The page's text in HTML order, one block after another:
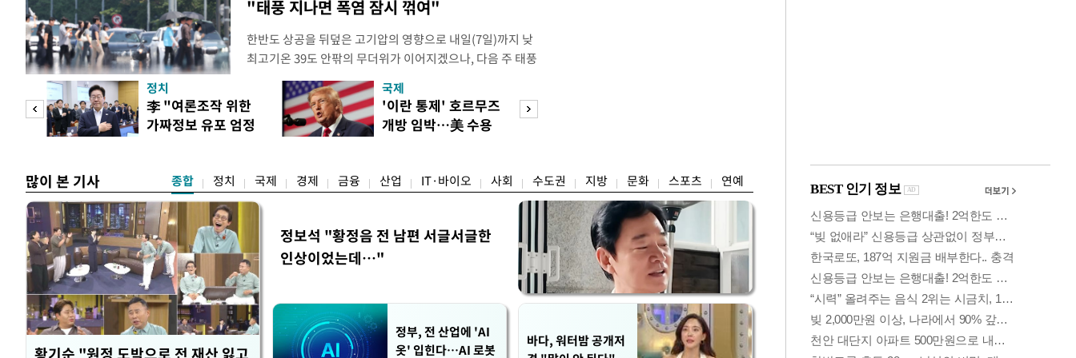
"태풍 지나면 폭염 잠시 꺾여"
한반도 상공을 뒤덮은 고기압의 영향으로 내일(7일)까지 낮
최고기온 39도 안팎의 무더위가 이어지겠으나, 다음 주 태풍
'돌핀'이 지나며 기압계가 재편되는 과정에서 폭염이 일시적
으로 주춤할 것으로 기상청은 내다봤다. 기상청은 6일 오전
정례 브리핑을 열고 이같이 밝혔다. 이광연 기상청 예보분석
관은 "상층까지 잘 연결된 고기압이 한반도에 자리잡고 있
정치
李 "여론조작 위한
가짜정보 유포 엄정
국제
'이란 통제' 호르무즈
개방 임박…美 수용
많이 본 기사 종합 정치 국제 경제 금융 산업 IT·바이오 사회 수도권 지방 문화 스포츠 연예
황기순 "원정 도박으로 전 재산 잃고
정보석 "황정음 전 남편 서글서글한
인상이었는데…"
정부, 전 산업에 'AI
옷' 입힌다…AI 로봇
바다, 워터밤 공개저